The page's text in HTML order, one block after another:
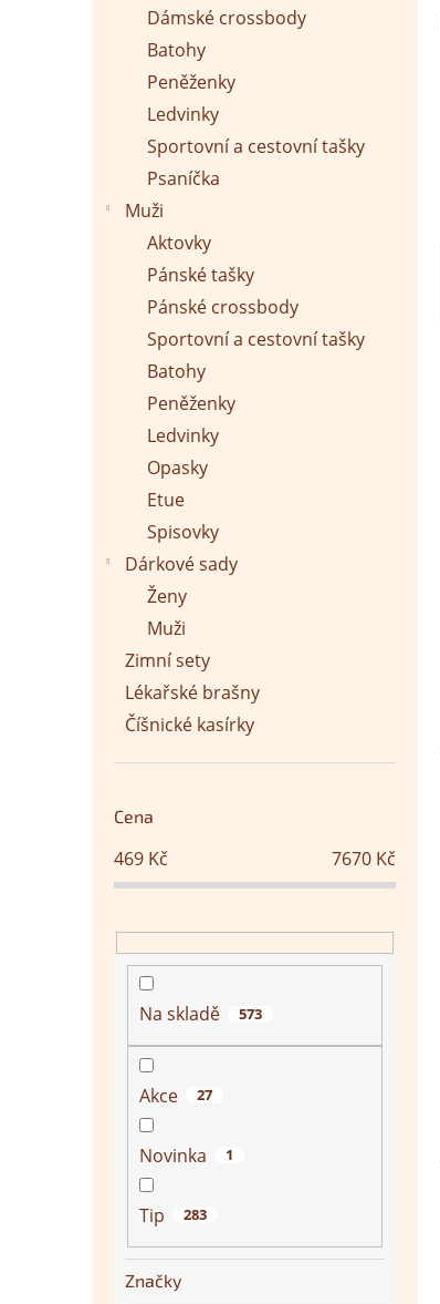
Dámské crossbody
Batohy
Peněženky
Ledvinky
Sportovní a cestovní tašky
Psaníčka
Muži
Aktovky
Pánské tašky
Pánské crossbody
Sportovní a cestovní tašky
Batohy
Peněženky
Ledvinky
Opasky
Etue
Spisovky
Dárkové sady
Ženy
Muži
Zimní sety
Lékařské brašny
Číšnické kasírky
Cena
469 Kč 7670 Kč
Na skladě 573
Akce 27
Novinka 1
Tip 283
Značky